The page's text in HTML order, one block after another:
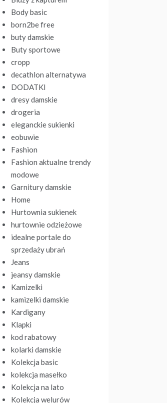
Body basic
born2be free
buty damskie
Buty sportowe
cropp
decathlon alternatywa
DODATKI
dresy damskie
drogeria
eleganckie sukienki
eobuwie
Fashion
Fashion aktualne trendy
modowe
Garnitury damskie
Home
Hurtownia sukienek
hurtownie odzieżowe
idealne portale do
sprzedaży ubrań
Jeans
jeansy damskie
Kamizelki
kamizelki damskie
Kardigany
Klapki
kod rabatowy
kolarki damskie
Kolekcja basic
kolekcja masełko
Kolekcja na lato
Kolekcja welurów